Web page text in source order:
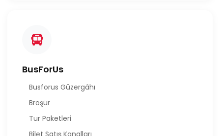
BusForUs
Busforus Güzergâhı
Broşür
Tur Paketleri
Bilet Satış Kanalları